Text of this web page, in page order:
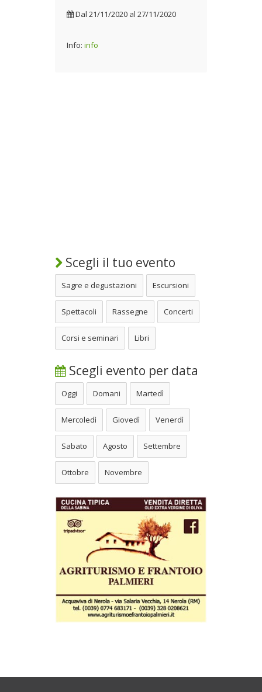
Dal 21/11/2020 al 27/11/2020
Info: info
Scegli il tuo evento
Sagre e degustazioni Escursioni
Spettacoli Rassegne Concerti
Corsi e seminari Libri
Scegli evento per data
Oggi Domani Martedì
Mercoledì Giovedì Venerdì
Sabato Agosto Settembre
Ottobre Novembre